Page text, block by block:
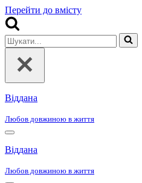
Перейти до вмісту
Шукати...
Віддана
Любов довжиною в життя
Меню
навігації
Віддана
Любов довжиною в життя